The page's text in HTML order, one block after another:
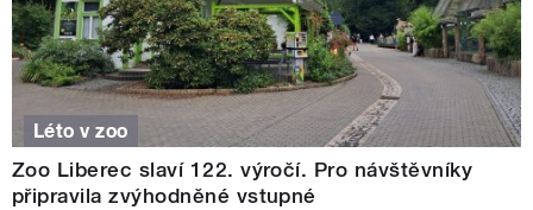
Léto v zoo
Zoo Liberec slaví 122. výročí. Pro návštěvníky
připravila zvýhodněné vstupné